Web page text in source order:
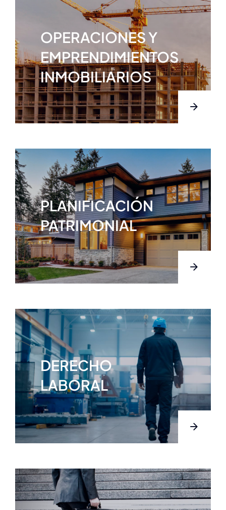
PLANIFICACIÓN
PATRIMONIAL
DERECHO
LABORAL
OPERACIONES Y
EMPRENDIMIENTOS
INMOBILIARIOS